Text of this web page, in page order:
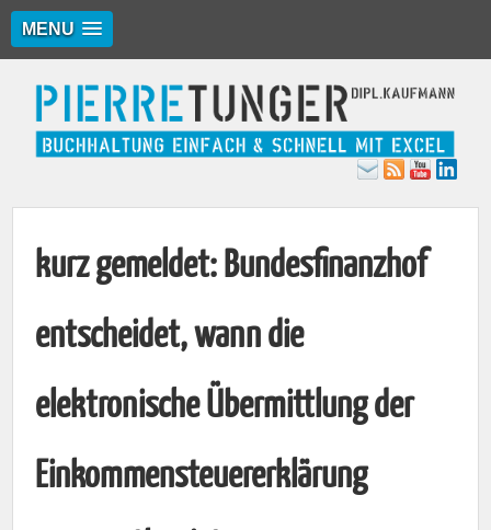
MENU
kurz gemeldet: Bundesfinanzhof
entscheidet, wann die
elektronische Übermittlung der
Einkommensteuererklärung